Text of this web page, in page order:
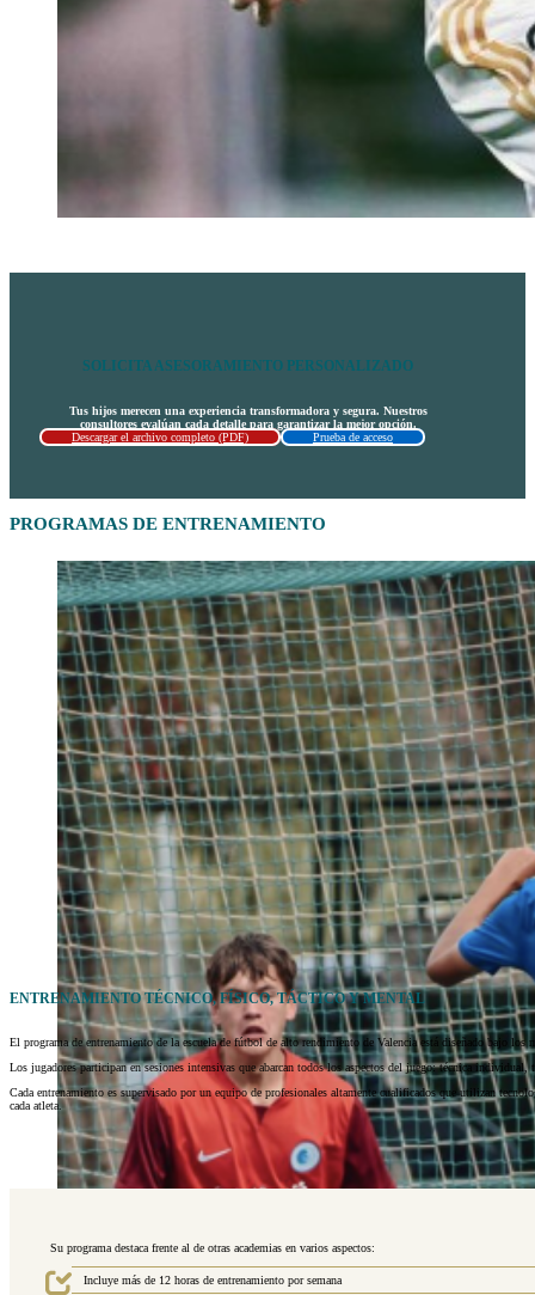
SOLICITA ASESORAMIENTO PERSONALIZADO
Tus hijos merecen una experiencia transformadora y segura. Nuestros
consultores evalúan cada detalle para garantizar la mejor opción.
Descargar el archivo completo (PDF)
Prueba de acceso
PROGRAMAS DE ENTRENAMIENTO
ENTRENAMIENTO TÉCNICO, FÍSICO, TÁCTICO Y MENTAL
El programa de entrenamiento de la escuela de fútbol de alto rendimiento de Valencia está diseñado bajo
Los jugadores participan en sesiones intensivas que abarcan todos los aspectos del juego: técnica
Cada entrenamiento es supervisado por un equipo de profesionales altamente cualificados que utilizan
cada atleta.
Su programa destaca frente al de otras academias en varios aspectos:
Incluye más de 12 horas de entrenamiento por semana